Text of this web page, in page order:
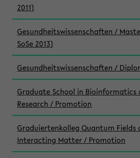
2011)
Gesundheitswissenschaften /
SoSe 2013)
Gesundheitswissenschaften /
Graduate School in Bioinformatics
Research / Promotion
Graduiertenkolleg Quantum Fields
Interacting Matter / Promotion